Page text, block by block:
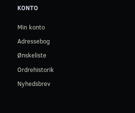
KONTO
Min konto
Adressebog
Ønskeliste
Ordrehistorik
Nyhedsbrev